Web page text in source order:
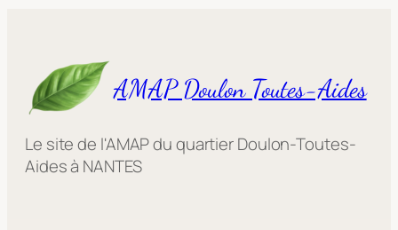
AMAP Doulon Toutes-Aides
Le site de l'AMAP du quartier Doulon-Toutes-
Aides à NANTES